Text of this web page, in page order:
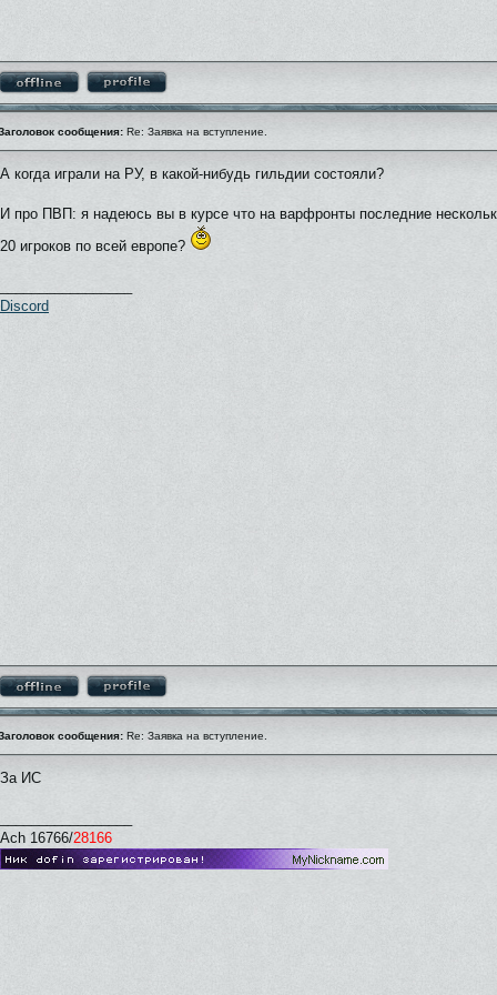
сообщения: Re: Заявка на вступление.
А когда играли на РУ, в какой-нибудь гильдии состояли?
И про ПВП: я надеюсь вы в курсе что на варфронты последние
20 игроков по всей европе?
Discord
сообщения: Re: Заявка на вступление.
За ИС
Ach 16766/28166